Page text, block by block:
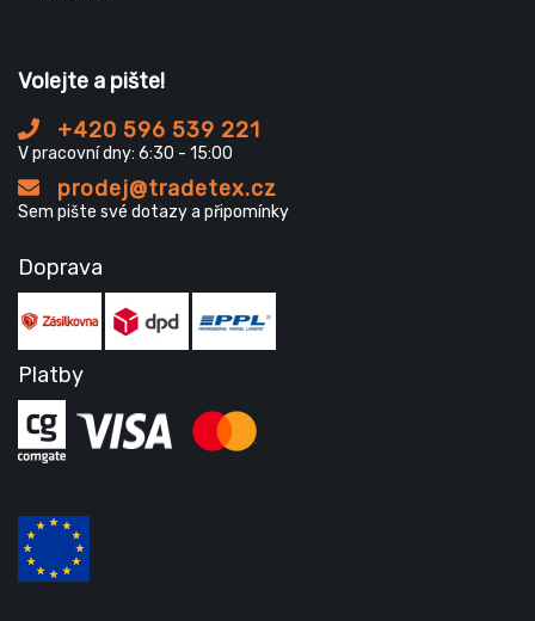
Volejte a pište!
+420 596 539 221
V pracovní dny: 6:30 - 15:00
prodej@tradetex.cz
Sem pište své dotazy a připomínky
Doprava
Platby